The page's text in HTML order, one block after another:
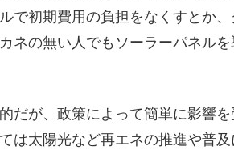
で初期費用の負担をなくすとか
ネの無い人でもソーラーパネル
だが、政策によって簡単に影響
は太陽光など再エネの推進や普及